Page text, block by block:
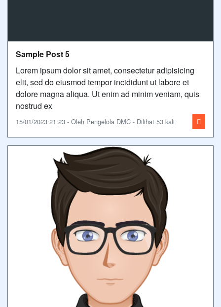
Sample Post 5
Lorem ipsum dolor sit amet, consectetur adipisicing
elit, sed do eiusmod tempor incididunt ut labore et
dolore magna aliqua. Ut enim ad minim veniam, quis
nostrud ex
15/01/2023 21:23 - Oleh Pengelola DMC - Dilihat 53 kali